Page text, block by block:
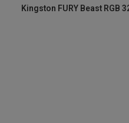
Kingston FURY Beast RGB